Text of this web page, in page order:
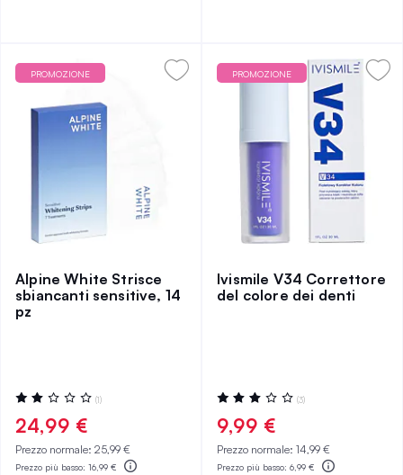
PROMOZIONE
Alpine White Strisce
sbiancanti sensitive, 14
pz
Valutazione:
40%
(1)
24,99 €
Prezzo normale: 25,99 €
Prezzo più basso: 16,99 €
PROMOZIONE
Ivismile V34 Correttore
del colore dei denti
Valutazione:
60%
(3)
9,99 €
Prezzo normale: 14,99 €
Prezzo più basso: 6,99 €